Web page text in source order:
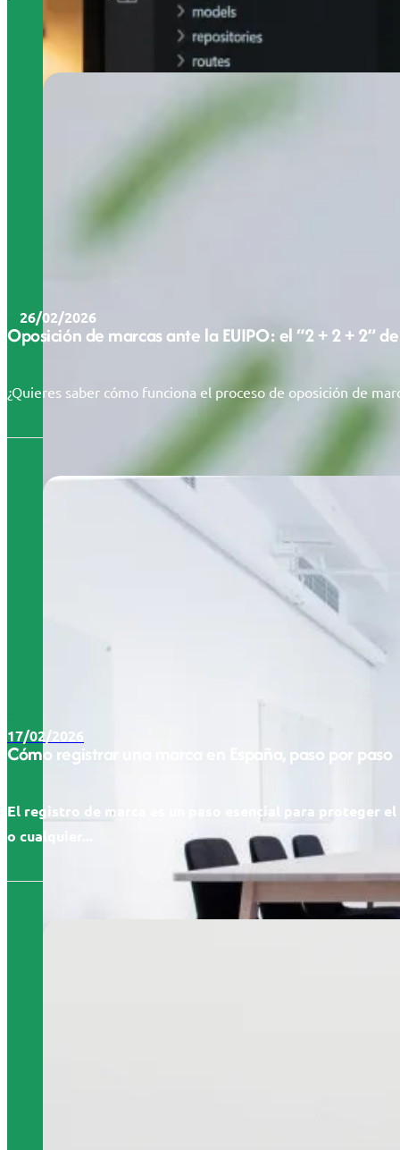
26/02/2026
Oposición de marcas ante la EUIPO: el “2 + 2 + 2”
¿Quieres saber cómo funciona el proceso de oposición de
17/02/2026
Cómo registrar una marca en España, paso por paso
El registro de marca es un paso esencial para proteger
o cualquier...